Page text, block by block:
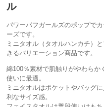
ル
パワーパフガールズのポップで
ーズです。
ミニタオル（タオルハンカチ）
きるバリエーション商品です。
綿100％素材で肌触りがやわらか
使いに最適。
ミニタオルはポケットやバッグ
利なサイズ感。